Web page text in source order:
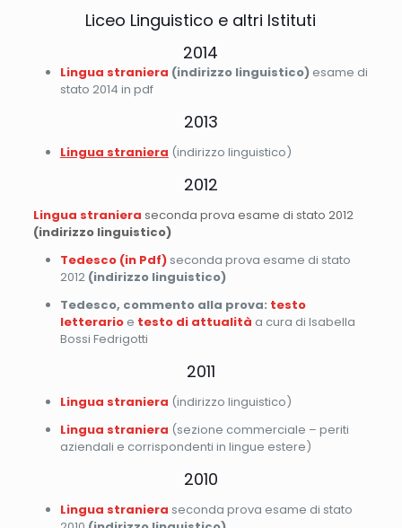
Liceo Linguistico e altri Istituti
2014
Lingua straniera (indirizzo linguistico)esame di
stato 2014 in pdf
2013
Lingua straniera (indirizzo linguistico)
2012
Lingua straniera seconda prova esame di stato 2012
(indirizzo linguistico)
Tedesco (in Pdf) seconda prova esame di stato
2012 (indirizzo linguistico)
Tedesco, commento alla prova: testo
letterarioe testo di attualità a cura di Isabella
Bossi Fedrigotti
2011
Lingua straniera (indirizzo linguistico)
Lingua straniera (sezione commerciale – periti
aziendali e corrispondenti in lingue estere)
2010
Lingua straniera seconda prova esame di stato